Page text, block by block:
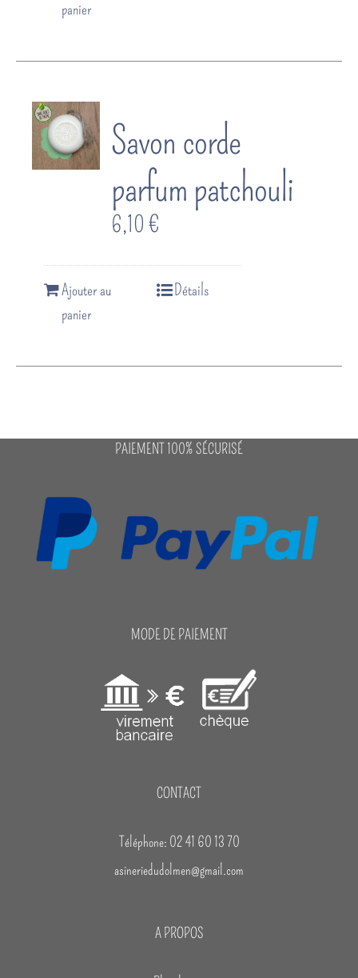
panier
Savon corde
parfum patchouli
6,10 €
Ajouter au
panier
Détails
PAIEMENT 100% SÉCURISÉ
MODE DE PAIEMENT
CONTACT
Téléphone: 02 41 60 13 70
asineriedudolmen@gmail.com
A PROPOS